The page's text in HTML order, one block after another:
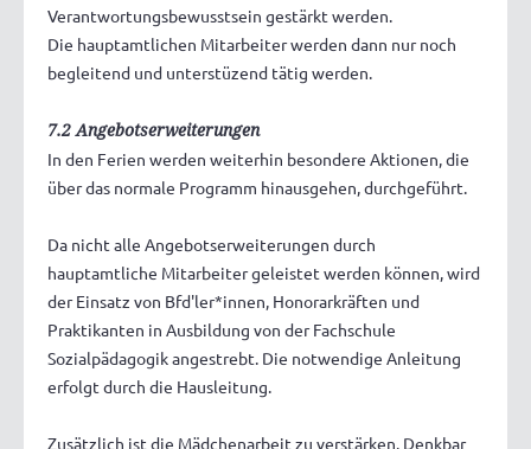
Verantwortungsbewusstsein gestärkt werden.
Die hauptamtlichen Mitarbeiter werden dann nur noch
begleitend und unterstüzend tätig werden.
7.2 Angebotserweiterungen
In den Ferien werden weiterhin besondere Aktionen, die
über das normale Programm hinausgehen, durchgeführt.
Da nicht alle Angebotserweiterungen durch
hauptamtliche Mitarbeiter geleistet werden können, wird
der Einsatz von Bfd'ler*innen, Honorarkräften und
Praktikanten in Ausbildung von der Fachschule
Sozialpädagogik angestrebt. Die notwendige Anleitung
erfolgt durch die Hausleitung.
Zusätzlich ist die Mädchenarbeit zu verstärken. Denkbar